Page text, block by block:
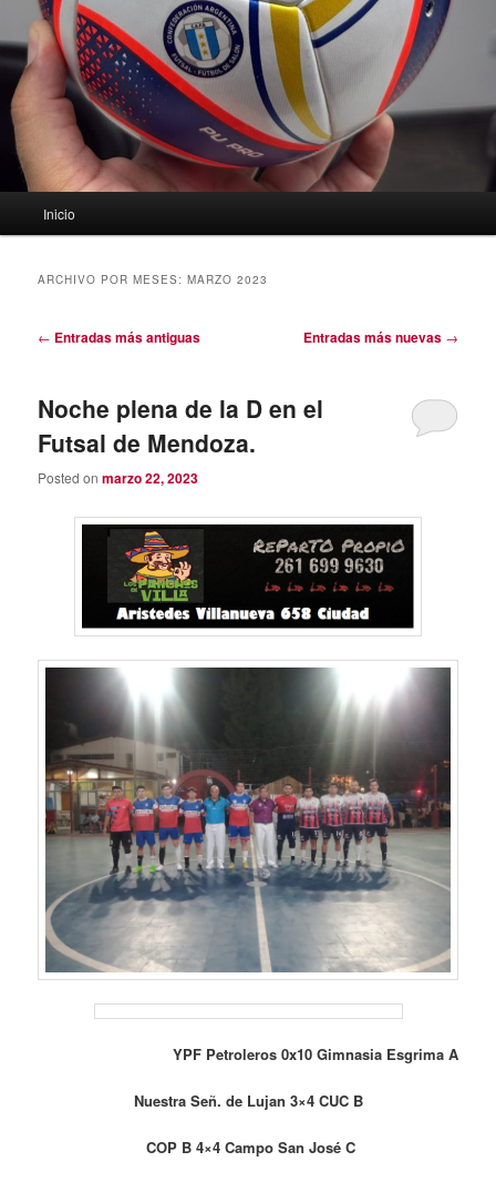
Inicio
ARCHIVO POR MESES:MARZO 2023
Navegación
← Entradas más antiguas Entradas más nuevas →
Noche plena de la D en el
Futsal de Mendoza.
Posted onmarzo 22, 2023
YPF Petroleros 0x10 Gimnasia Esgrima A
Nuestra Señ. de Lujan 3×4 CUC B
COP B 4×4 Campo San José C